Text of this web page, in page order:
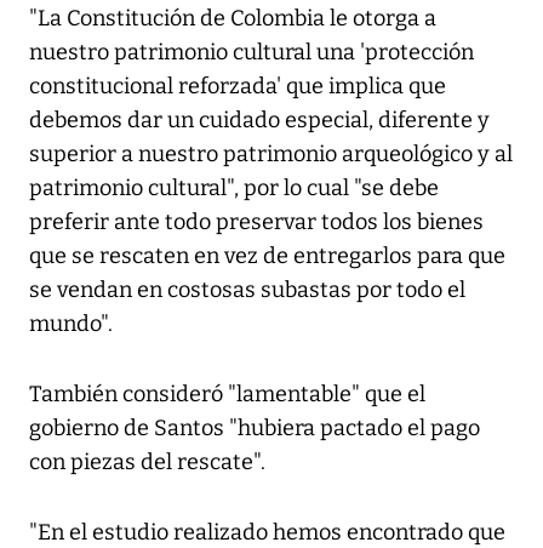
"La Constitución de Colombia le otorga a
nuestro patrimonio cultural una 'protección
constitucional reforzada' que implica que
debemos dar un cuidado especial, diferente y
superior a nuestro patrimonio arqueológico y al
patrimonio cultural", por lo cual "se debe
preferir ante todo preservar todos los bienes
que se rescaten en vez de entregarlos para que
se vendan en costosas subastas por todo el
mundo".
También consideró "lamentable" que el
gobierno de Santos "hubiera pactado el pago
con piezas del rescate".
"En el estudio realizado hemos encontrado que